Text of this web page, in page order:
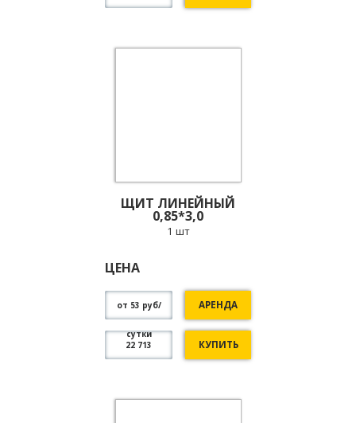
ЩИТ ЛИНЕЙНЫЙ
0,85*3,0
1 шт
ЦЕНА
от 53 руб/
сутки
АРЕНДА
22 713 КУПИТЬ